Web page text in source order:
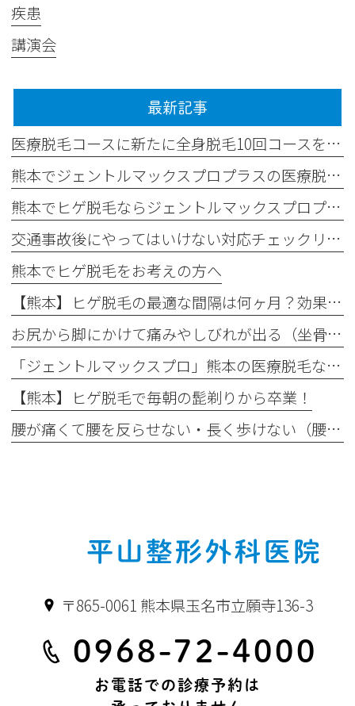
疾患
講演会
最新記事
医療脱毛コースに新たに全身脱毛10回コースを追加しました✨
熊本でジェントルマックスプロプラスの医療脱毛なら平山整形外科医院
熊本でヒゲ脱毛ならジェントルマックスプロプラス導入の平山整形外科医院へ
交通事故後にやってはいけない対応チェックリスト
熊本でヒゲ脱毛をお考えの方へ
【熊本】ヒゲ脱毛の最適な間隔は何ヶ月？効果が出る理想の回数と頻度
お尻から脚にかけて痛みやしびれが出る（坐骨神経痛）
「ジェントルマックスプロ」熊本の医療脱毛なら｜最新モデル「ジェントルマックスプロプラス」がおすすめ！
【熊本】ヒゲ脱毛で毎朝の髭剃りから卒業！
腰が痛くて腰を反らせない・長く歩けない（腰部脊柱管狭窄症）
〒865-0061 熊本県玉名市立願寺136-3
0968-72-4000
お電話での診療予約は